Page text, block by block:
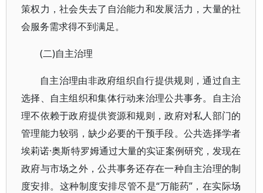
策权力，社会失去了自治能力和发展活力，大量的社
会服务需求得不到满足。
(二)自主治理
自主治理由非政府组织自行提供规则，通过自主
选择、自主组织和集体行动来治理公共事务。自主治
理不依赖于政府提供资源和规则，政府对私人部门的
管理能力较弱，缺少必要的干预手段。公共选择学者
埃莉诺·奥斯特罗姆通过大量的实证案例研究，发现在
政府与市场之外，公共事务还存在一种自主治理的制
度安排。这种制度安排尽管不是“万能药”，在实际场